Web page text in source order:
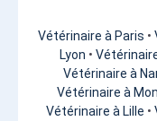
Vétérinaire à Paris •
Lyon •
Vétérinaire à
Vétérinaire à
Vétérinaire à Lille •